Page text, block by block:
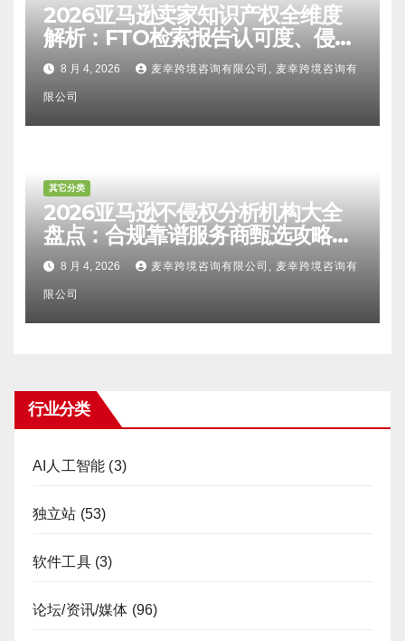
2026亚马逊卖家知识产权全维度
解析：FTO检索报告认可度、侵权
比对区别、TRO应诉方法及服务商
甄选避坑全攻略
8 月 4, 2026 麦幸跨境咨询有限公司, 麦幸跨境咨询有
限公司
其它分类
2026亚马逊不侵权分析机构大全
盘点：合规靠谱服务商甄选攻略、
避坑FAQ及标杆机构实力详解
8 月 4, 2026 麦幸跨境咨询有限公司, 麦幸跨境咨询有
限公司
行业分类
AI人工智能 (3)
独立站 (53)
软件工具(3)
论坛/资讯/媒体 (96)